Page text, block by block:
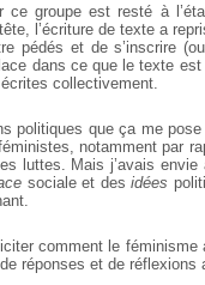
groupe est resté à l’état
l’écriture de texte a
pédés et de s’inscrire
dans ce que le texte est
collectivement.
politiques que ça me
notamment par
luttes. Mais j’avais envie
sociale et desidées
comment le
réponses et de réflexions